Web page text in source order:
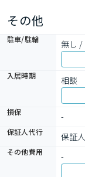
その他
駐車/駐輪 無し /
入居時期
相談
損保
-
保証人代行 保証
その他費用 -